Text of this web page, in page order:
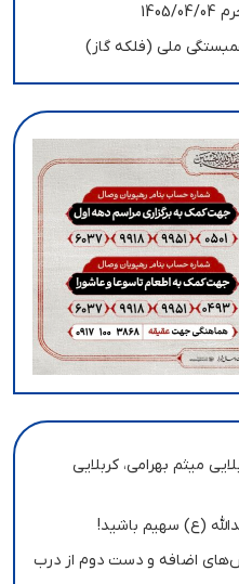
04
ملی (فلکه گاز)
میثم بهرامی، کربلایی
(ع) سهیم باشید!
اضافه و دست دوم از درب